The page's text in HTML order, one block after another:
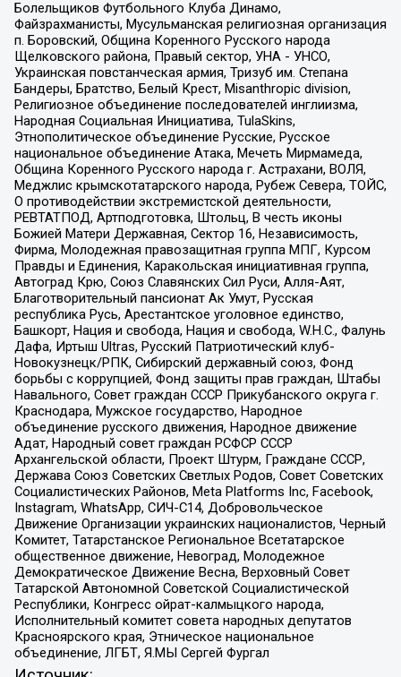
Болельщиков Футбольного Клуба Динамо,
Файзрахманисты, Мусульманская религиозная организация
п. Боровский, Община Коренного Русского народа
Щелковского района, Правый сектор, УНА - УНСО,
Украинская повстанческая армия, Тризуб им. Степана
Бандеры, Братство, Белый Крест, Misanthropic division,
Религиозное объединение последователей инглиизма,
Народная Социальная Инициатива, TulaSkins,
Этнополитическое объединение Русские, Русское
национальное объединение Атака, Мечеть Мирмамеда,
Община Коренного Русского народа г. Астрахани, ВОЛЯ,
Меджлис крымскотатарского народа, Рубеж Севера, ТОЙС,
О противодействии экстремистской деятельности,
РЕВТАТПОД, Артподготовка, Штольц, В честь иконы
Божией Матери Державная, Сектор 16, Независимость,
Фирма, Молодежная правозащитная группа МПГ, Курсом
Правды и Единения, Каракольская инициативная группа,
Автоград Крю, Союз Славянских Сил Руси, Алля-Аят,
Благотворительный пансионат Ак Умут, Русская
республика Русь, Арестантское уголовное единство,
Башкорт, Нация и свобода, Нация и свобода, W.H.С., Фалунь
Дафа, Иртыш Ultras, Русский Патриотический клуб-
Новокузнецк/РПК, Сибирский державный союз, Фонд
борьбы с коррупцией, Фонд защиты прав граждан, Штабы
Навального, Совет граждан СССР Прикубанского округа г.
Краснодара, Мужское государство, Народное
объединение русского движения, Народное движение
Адат, Народный совет граждан РСФСР СССР
Архангельской области, Проект Штурм, Граждане СССР,
Держава Союз Советских Светлых Родов, Совет Советских
Социалистических Районов, Meta Platforms Inc, Facebook,
Instagram, WhatsApp, СИЧ-С14, Добровольческое
Движение Организации украинских националистов, Черный
Комитет, Татарстанское Региональное Всетатарское
общественное движение, Невоград, Молодежное
Демократическое Движение Весна, Верховный Совет
Татарской Автономной Советской Социалистической
Республики, Конгресс ойрат-калмыцкого народа,
Исполнительный комитет совета народных депутатов
Красноярского края, Этническое национальное
объединение, ЛГБТ, Я.МЫ Сергей Фургал